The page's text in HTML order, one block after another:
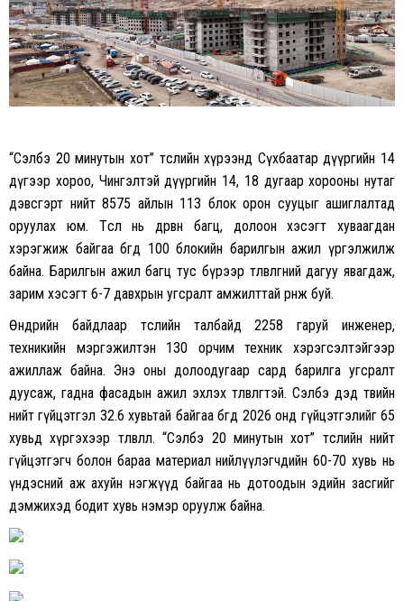
“Сэлбэ 20 минутын хот” төслийн хүрээнд Сүхбаатар дүүргийн 14
дүгээр хороо, Чингэлтэй дүүргийн 14, 18 дугаар хорооны нутаг
дэвсгэрт нийт 8575 айлын 113 блок орон сууцыг ашиглалтад
оруулах юм. Төсөл нь дөрвөн багц, долоон хэсэгт хуваагдан
хэрэгжиж байгаа бөгөөд 100 блокийн барилгын ажил үргэлжилж
байна. Барилгын ажил багц тус бүрээр төлөвлөгөөний дагуу явагдаж,
зарим хэсэгт 6-7 давхрын угсралт амжилттай өрнөж буй.
Өнөөдрийн байдлаар төслийн талбайд 2258 гаруй инженер,
техникийн мэргэжилтэн 130 орчим техник хэрэгсэлтэйгээр
ажиллаж байна. Энэ оны долоодугаар сард барилга угсралт
дуусаж, гадна фасадын ажил эхлэх төлөвлөгөөтэй. Сэлбэ дэд төвийн
нийт гүйцэтгэл 32.6 хувьтай байгаа бөгөөд 2026 онд гүйцэтгэлийг 65
хувьд хүргэхээр төлөвлөлөө. “Сэлбэ 20 минутын хот” төслийн нийт
гүйцэтгэгч болон бараа материал нийлүүлэгчдийн 60-70 хувь нь
үндэсний аж ахуйн нэгжүүд байгаа нь дотоодын эдийн засгийг
дэмжихэд бодит хувь нэмэр оруулж байна.